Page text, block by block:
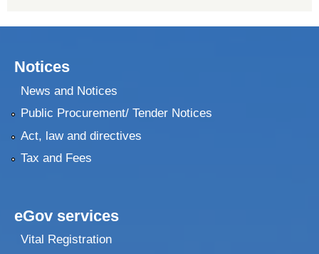
Notices
News and Notices
Public Procurement/ Tender Notices
Act, law and directives
Tax and Fees
eGov services
Vital Registration